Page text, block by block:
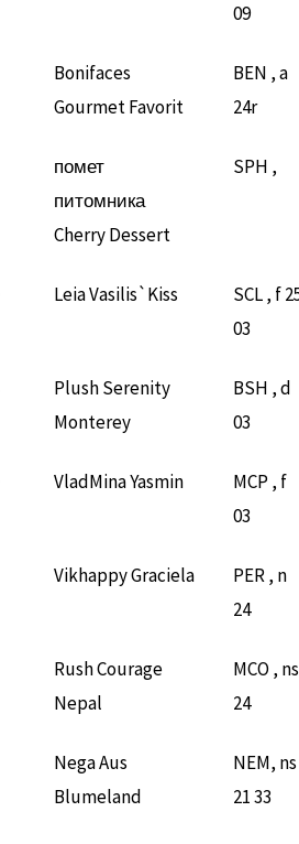
09
Bonifaces
Gourmet Favorit
BEN , a
24r
помет
питомника
Cherry Dessert
SPH ,
Leia Vasilis`Kiss
SCL , f
03
Plush Serenity
Monterey
BSH , d
03
VladMina Yasmin
MCP , f
03
Vikhappy Graciela
PER , n
24
Rush Courage
Nepal
MCO , ns
24
Nega Aus
Blumeland
NEM, ns
21 33